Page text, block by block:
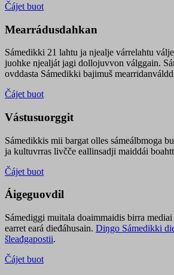
Čájet buot
Mearrádusdahkan
Sámedikki 21 lahtu ja njealje várrelahtu
juohke njealját jagi dollojuvvon válggain.
ovddasta Sámedikki bajimuš
Čájet buot
Vástusuorggit
Sámedikkis mii bargat olles sámeálbmoga
ja kultuvrras livčče eallinsadji maiddái
Čájet buot
Áigeguovdil
Sámediggi muitala doaimmaidis birra
earret eará dieđáhusain. Diŋgo Sámedikki
šleađgapostii.
Čájet buot